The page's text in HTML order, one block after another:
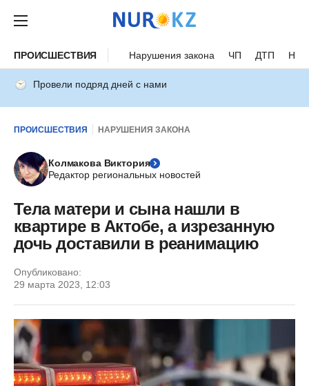
ПРОИСШЕСТВИЯ Нарушения закона ЧП ДТП
Провели подряд дней с нами
ПРОИСШЕСТВИЯ НАРУШЕНИЯ ЗАКОНА
Колмакова Виктория
Редактор региональных новостей
Тела матери и сына нашли в
квартире в Актобе, а изрезанную
дочь доставили в реанимацию
Опубликовано:
29 марта 2023, 12:03